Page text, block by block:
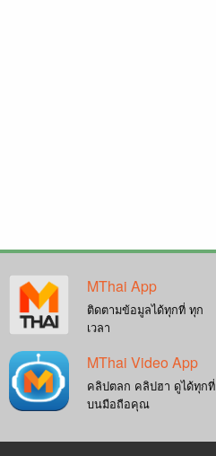
MThai App
ติดตามข้อมูลได้ทุกที่ ทุก
เวลา
MThai Video App
คลิปตลก คลิปฮา ดูได้ทุกที่
บนมือถือคุณ